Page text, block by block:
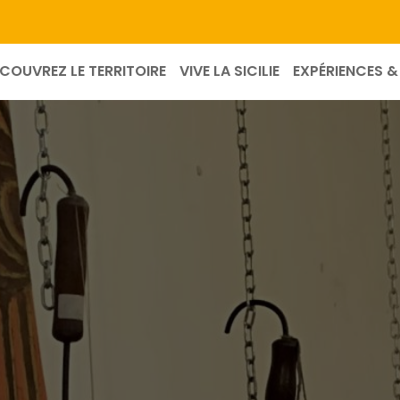
LE TERRITOIRE VIVE LA SICILIE EXPÉRIENCES